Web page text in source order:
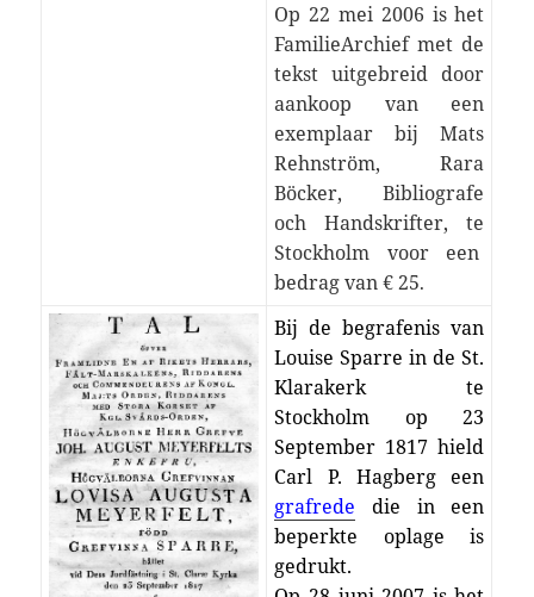
Op 22 mei 2006 is het
FamilieArchief met de
tekst uitgebreid door
aankoop van een
exemplaar bij Mats
Rehnström, Rara
Böcker, Bibliografe
och Handskrifter, te
Stockholm voor een
bedrag van € 25.
Bij de begrafenis van
Louise Sparre in de St.
Klarakerk te
Stockholm op 23
September 1817 hield
Carl P. Hagberg een
grafrede die in een
beperkte oplage is
gedrukt.